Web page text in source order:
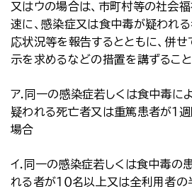
又はウの場合は、市町村等の社会
速に、感染症又は食中毒が疑われる
応状況等を報告するとともに、併せ
示を求めるなどの措置を講ずること
ア.同一の感染症若しくは食中毒に
疑われる死亡者又は重篤患者が１
場合
イ.同一の感染症若しくは食中毒の
れる者が１０名以上又は全利用者